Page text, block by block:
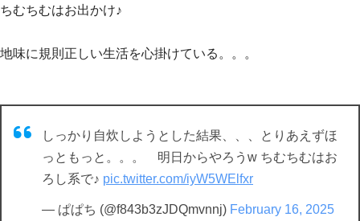
ちむちむはお出かけ♪
地味に規則正しい生活を心掛けている。。。
しっかり自炊しようとした結果、、、とりあえずほ
っともっと。。。 明日からやろうw ちむちむはお
ろし系で♪ pic.twitter.com/iyW5WElfxr
— ぱぱち (@f843b3zJDQmvnnj) February 16, 2025